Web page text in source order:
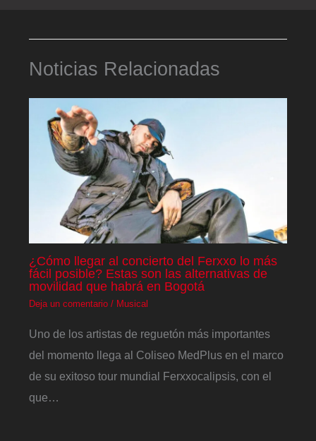
Noticias Relacionadas
¿Cómo llegar al concierto del Ferxxo lo más
fácil posible? Estas son las alternativas de
movilidad que habrá en Bogotá
Deja un comentario / Musical
Uno de los artistas de reguetón más importantes
del momento llega al Coliseo MedPlus en el marco
de su exitoso tour mundial Ferxxocalipsis, con el
que…